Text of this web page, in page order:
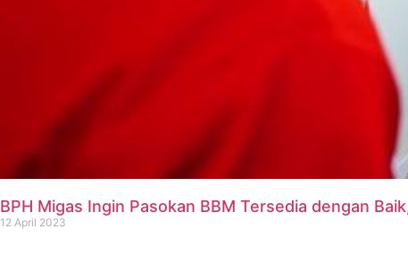
BPH Migas Ingin Pasokan BBM Tersedia dengan
12 April 2023